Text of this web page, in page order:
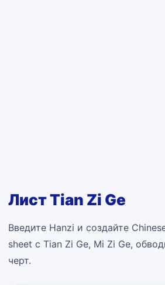
Лист Tian Zi Ge
Введите Hanzi и создайте
sheet с Tian Zi Ge, Mi Zi Ge,
черт.